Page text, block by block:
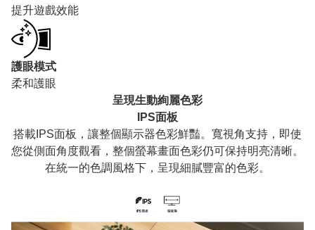
提升遊戲效能
護眼模式
柔和護眼
呈現生動絢麗色彩
IPS面板
搭載IPS面板，讓整個顯示器色彩鮮豔。寬視角支持，即使
您從側面角度觀看，整個螢幕畫面色彩仍可保持明亮清晰。
在統一的色調風格下，呈現細膩豐富的色彩。